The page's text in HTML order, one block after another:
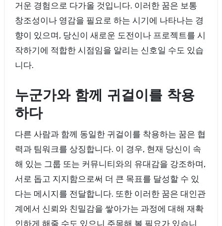
거운 경험으로 다가올 것입니다. 이러한 꿈은 보통
창조성이나 영감을 필요로 하는 시기에 나타나는 경
향이 있으며, 당신이 새로운 도전이나 프로젝트를 시
작하기에 적합한 시점임을 알리는 신호일 수도 있습
니다.
누군가와 함께 귀걸이를 착용
하다
다른 사람과 함께 동일한 귀걸이를 착용하는 꿈은 협
력과 팀워크를 상징합니다. 이 경우, 현재 당신이 속
해 있는 그룹 또는 커뮤니티와의 유대감을 강조하며,
서로 돕고 지지함으로써 더 큰 목표를 달성할 수 있
다는 메시지를 전달합니다. 또한 이러한 꿈은 대인관
계에서 신뢰와 친밀감을 쌓아가는 과정에 대해 재확
인하게 해줄 수도 있으니 주목해 볼 필요가 있습니